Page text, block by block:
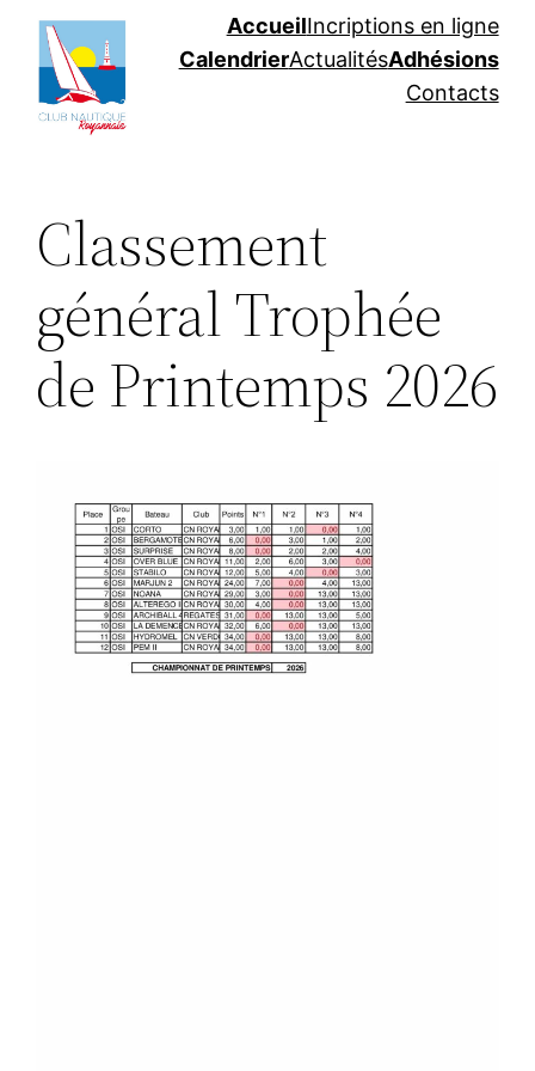
Aller
contenu
AccueilIncriptions en ligne
CalendrierActualitésAdhésions
Contacts
Classement
général Trophée
de Printemps 2026